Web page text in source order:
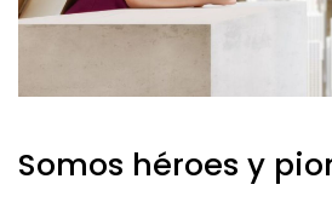
Somos héroes y